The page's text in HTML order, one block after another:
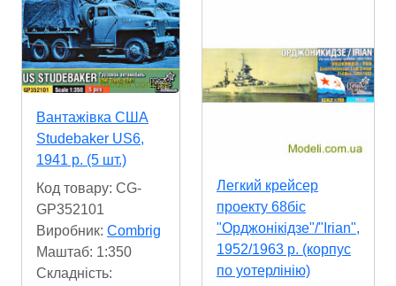
Вантажівка США
Studebaker US6,
1941 р. (5 шт.)
Код товару: CG-
GP352101
Виробник: Combrig
Маштаб: 1:350
Складність:
Легкий крейсер
проекту 68біс
"Орджонікідзе"/"Irian",
1952/1963 р. (корпус
по уотерлінію)